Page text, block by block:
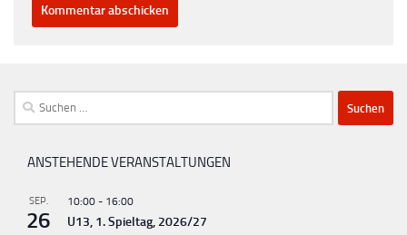
Suchen
nach:
ANSTEHENDE VERANSTALTUNGEN
SEP.
26
10:00 - 16:00
U13, 1. Spieltag, 2026/27